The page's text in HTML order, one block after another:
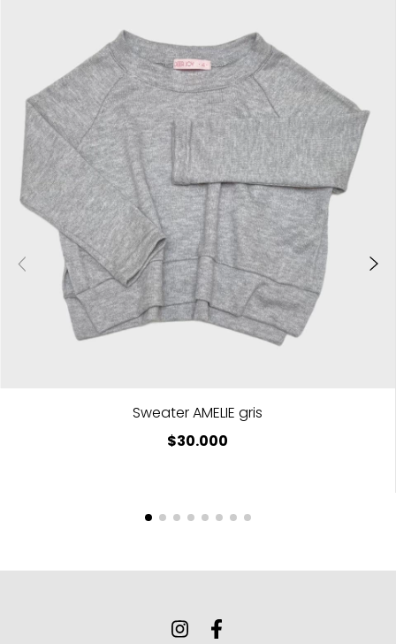
Sweater AMELIE gris
$30.000